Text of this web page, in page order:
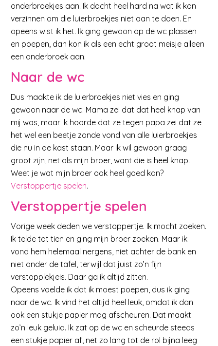
onderbroekjes aan. Ik dacht heel hard na wat ik kon
verzinnen om die luierbroekjes niet aan te doen. En
opeens wist ik het. Ik ging gewoon op de wc plassen
en poepen, dan kon ik als een echt groot meisje alleen
een onderbroek aan.
Naar de wc
Dus maakte ik de luierbroekjes niet vies en ging
gewoon naar de wc. Mama zei dat dat heel knap van
mij was, maar ik hoorde dat ze tegen papa zei dat ze
het wel een beetje zonde vond van alle luierbroekjes
die nu in de kast staan. Maar ik wil gewoon graag
groot zijn, net als mijn broer, want die is heel knap.
Weet je wat mijn broer ook heel goed kan?
Verstoppertje spelen.
Verstoppertje spelen
Vorige week deden we verstoppertje. Ik mocht zoeken.
Ik telde tot tien en ging mijn broer zoeken. Maar ik
vond hem helemaal nergens, niet achter de bank en
niet onder de tafel, terwijl dat juist zo’n fijn
verstopplekjeis. Daar ga ik altijd zitten.
Opeens voelde ik dat ik moest poepen, dus ik ging
naar de wc. Ik vind het altijd heel leuk, omdat ik dan
ook een stukje papier mag afscheuren. Dat maakt
zo’n leuk geluid. Ik zat op de wc en scheurde steeds
een stukje papier af, net zo lang tot de rol bijna leeg